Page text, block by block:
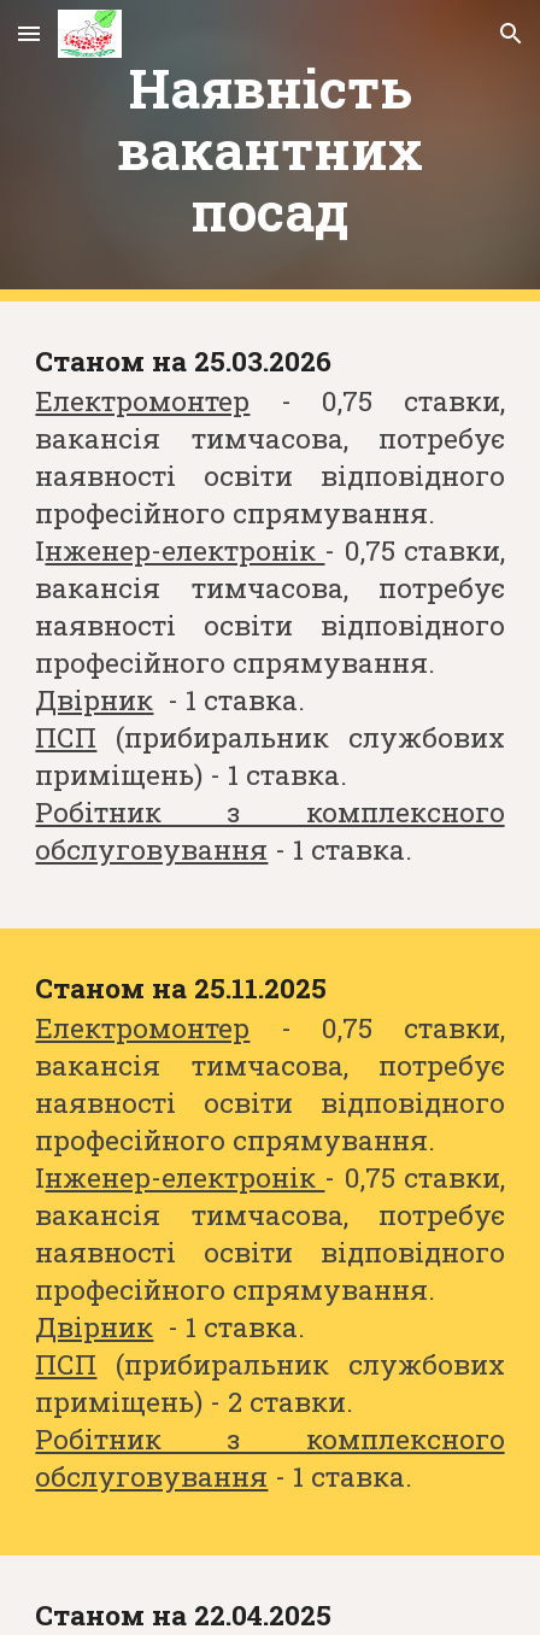
Skip to main content Skip to navigation
Наявність
вакантних
посад
Станом на 25.03.2026
Електромонтер - 0,75 ставки,
вакансія тимчасова, потребує
наявності освіти відповідного
професійного спрямування.
Інженер-електронік - 0,75 ставки,
вакансія тимчасова, потребує
наявності освіти відповідного
професійного спрямування.
Двірник - 1 ставка.
ПСП (прибиральник службових
приміщень) - 1 ставка.
Робітник з комплексного
обслуговування - 1 ставка.
Станом на 25.11.2025
Електромонтер - 0,75 ставки,
вакансія тимчасова, потребує
наявності освіти відповідного
професійного спрямування.
Інженер-електронік - 0,75 ставки,
вакансія тимчасова, потребує
наявності освіти відповідного
професійного спрямування.
Двірник - 1 ставка.
ПСП (прибиральник службових
приміщень) - 2 ставки.
Робітник з комплексного
обслуговування - 1 ставка.
Станом на 22.04.2025